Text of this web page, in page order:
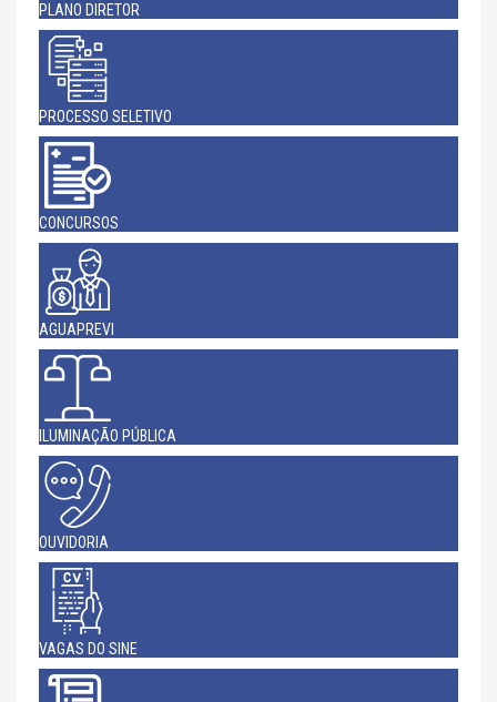
PLANO DIRETOR
PROCESSO SELETIVO
CONCURSOS
AGUAPREVI
ILUMINAÇÃO PÚBLICA
OUVIDORIA
VAGAS DO SINE